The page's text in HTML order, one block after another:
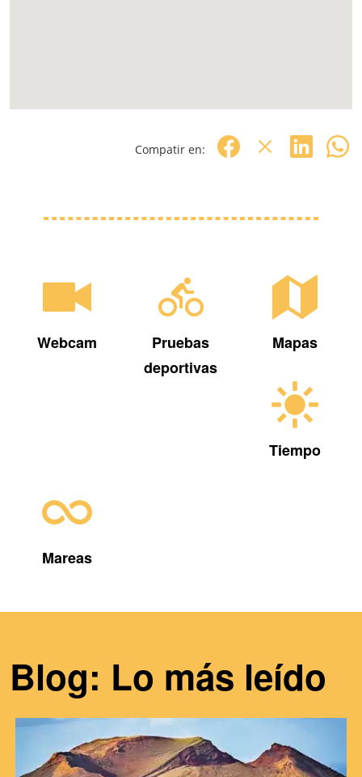
Compatir en:
Webcam
Pruebas
deportivas
Mapas
Tiempo
Mareas
Blog: Lo más leído